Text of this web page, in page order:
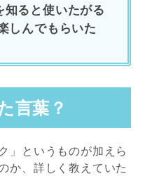
ると使いたがる
しんでもらいた
言葉？
というものが加えら
か、詳しく教えていた